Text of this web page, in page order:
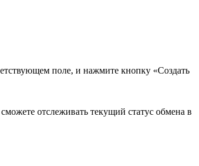
поле, и нажмите кнопку «Создать
отслеживать текущий статус обмена в